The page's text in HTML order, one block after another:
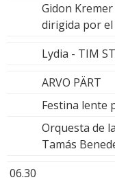
Gidon
dirigida por
Lydia - TIM
ARVO PÄRT
Festina lente
Orquesta de
Tamás
06.30